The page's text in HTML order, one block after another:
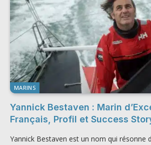
MARINS
Yannick Bestaven : Marin
Français, Profil et Success
Yannick Bestaven est un nom qui résonne